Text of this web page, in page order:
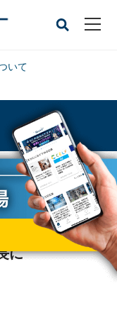
いて
の横尾氏は東電会長に
構社長に瀬口
に